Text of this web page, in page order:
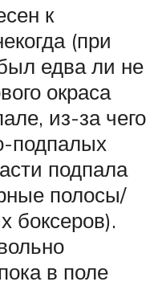
к
(при
едва ли не
окраса
из-за чего
подпалых
подпала
полосы/
боксеров).
в поле